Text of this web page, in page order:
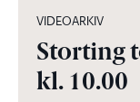
VIDEOARKIV
Storting
kl. 10.00